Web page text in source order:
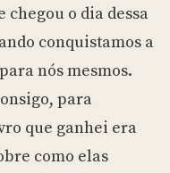
o dia dessa
conquistamos a
nós mesmos.
para
que ganhei era
como elas